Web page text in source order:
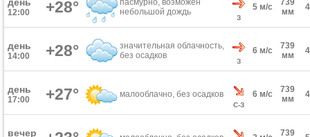
12:00 +28°
пасмурно, возможен
небольшой дождь
З
5 м/с
739
мм
день
14:00 +28°
значительная облачность,
без осадков
З
6 м/с
739
мм
день
17:00 +27° малооблачно, без осадков
С-З
6 м/с
739
мм
вечер
739